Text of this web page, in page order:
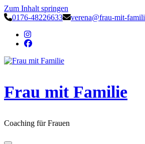
Zum Inhalt springen
0176-48226633
verena@frau-mit-
Frau mit Familie
Coaching für Frauen